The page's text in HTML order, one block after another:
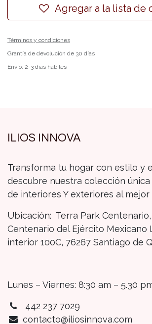
Agregar a la lista de
Términos y condiciones
Grantía de devolución de 30 días
Envío: 2-3 días hábiles
ILIOS INNOVA
Transforma tu hogar con estilo y
descubre nuestra colección
de interiores Y exteriores al mejor
Ubicación: Terra Park
Centenario del Ejército Mexicano
interior 100C, 76267 Santiago de
Lunes – Viernes: 8:30 am – 5.30
442 237 7029
contacto@iliosinnova.com